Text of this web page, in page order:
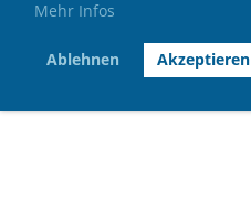
Mehr Infos
Ablehnen Akzeptieren